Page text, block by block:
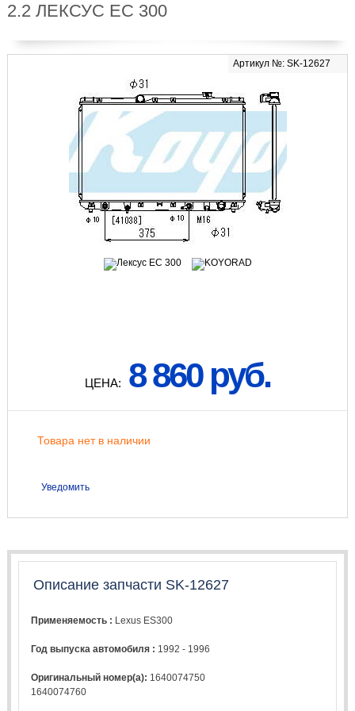
2.2 ЛЕКСУС ЕС 300
Артикул №: SK-12627
ЦЕНА: 8 860 руб.
Товара нет в наличии
Уведомить
Описание запчасти SK-12627
Применяемость : Lexus ES300
Год выпуска автомобиля : 1992 - 1996
Оригинальный номер(а): 1640074750
1640074760